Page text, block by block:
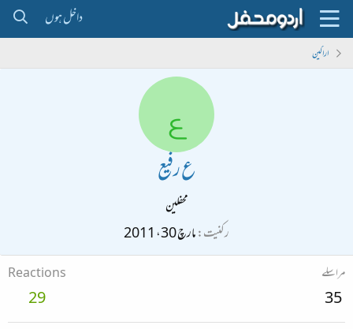
داخل ہوں
اراکین
ع
ع رفیع
محفلین
رکنیت مارچ 30، 2011
مراسلے
35
Reactions
29